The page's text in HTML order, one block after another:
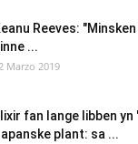
Reeves:
...
Marzo 2019
fan lange libben
plant: sa ...